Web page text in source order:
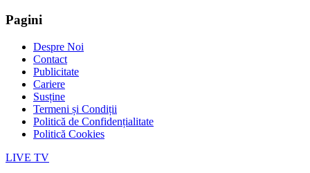
Pagini
Despre Noi
Contact
Publicitate
Cariere
Susține
Termeni și Condiții
Politică de Confidențialitate
Politică Cookies
LIVE TV